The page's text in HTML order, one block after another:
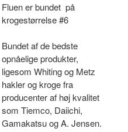
Fluen er bundet på
krogestørrelse #6
Bundet af de bedste
opnåelige produkter,
ligesom Whiting og Metz
hakler og kroge fra
producenter af høj kvalitet
som Tiemco, Daiichi,
Gamakatsu og A. Jensen.